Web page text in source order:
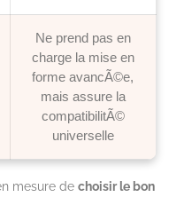
Ne prend pas en
charge la mise en
forme avancÃ©e,
mais assure la
compatibilitÃ©
universelle
mesure de choisir le bon